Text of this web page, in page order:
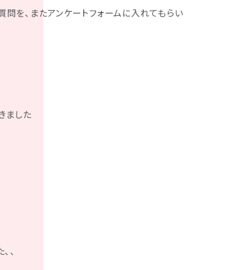
を、またアンケートフォームに入れてもらい
ました
、